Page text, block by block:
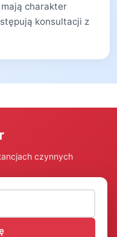
charakter
konsultacji z
czynnych